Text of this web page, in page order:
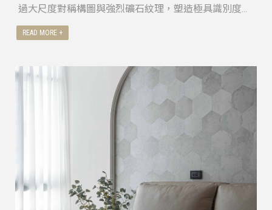
過大尺度對稱構圖與強烈礦石紋理，塑造極具識別度的
主視覺焦點；兩側則搭配 Z80062 黑色系壁布 作為延伸
立面，平衡整體畫面張